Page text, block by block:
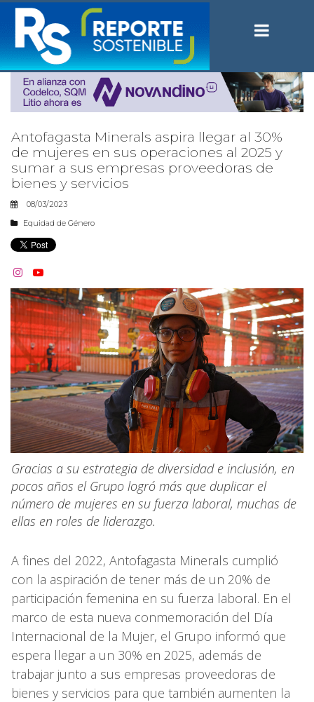
Antofagasta Minerals aspira llegar al 30%
de mujeres en sus operaciones al 2025 y
sumar a sus empresas proveedoras de
bienes y servicios
08/03/2023
Equidad de Género
 
Gracias a su estrategia de diversidad e inclusión, en
pocos años el Grupo logró más que duplicar el
número de mujeres en su fuerza laboral, muchas de
ellas en roles de liderazgo.
A fines del 2022, Antofagasta Minerals cumplió
con la aspiración de tener más de un 20% de
participación femenina en su fuerza laboral. En el
marco de esta nueva conmemoración del Día
Internacional de la Mujer, el Grupo informó que
espera llegar a un 30% en 2025, además de
trabajar junto a sus empresas proveedoras de
bienes y servicios para que también aumenten la